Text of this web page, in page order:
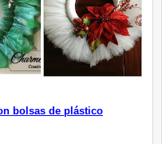
bolsas de plástico